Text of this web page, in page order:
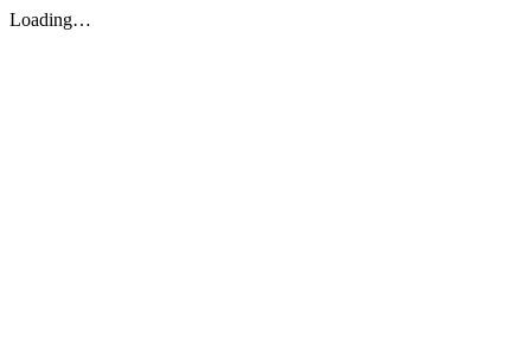
Loading…